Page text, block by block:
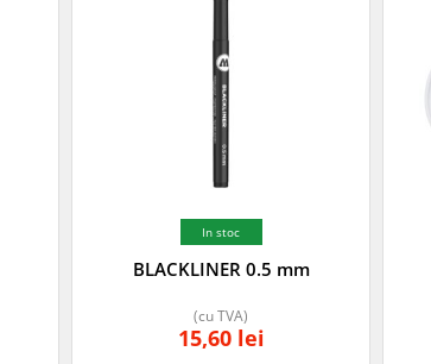
In stoc
BLACKLINER 0.5 mm
15,60 lei
(cu TVA)